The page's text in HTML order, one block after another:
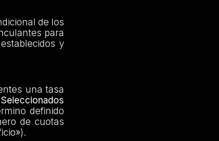
de los
para
y
una tasa
definido
de cuotas